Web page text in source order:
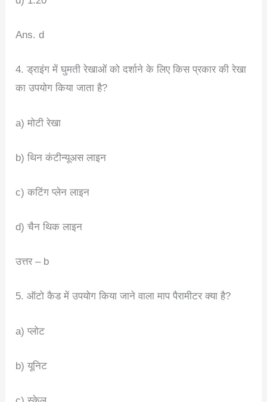
Ans. d
4. ड्राइंग में घुमती रेखाओं को दर्शाने के लिए किस प्रकार की रेखा
का उपयोग किया जाता है?
a) मोटी रेखा
b) थिन कंटीन्यूअस लाइन
c) कटिंग प्लेन लाइन
d) चैन थिक लाइन
उत्तर – b
5. ऑटो कैड में उपयोग किया जाने वाला माप पैरामीटर क्या है?
a) प्लोट
b) यूनिट